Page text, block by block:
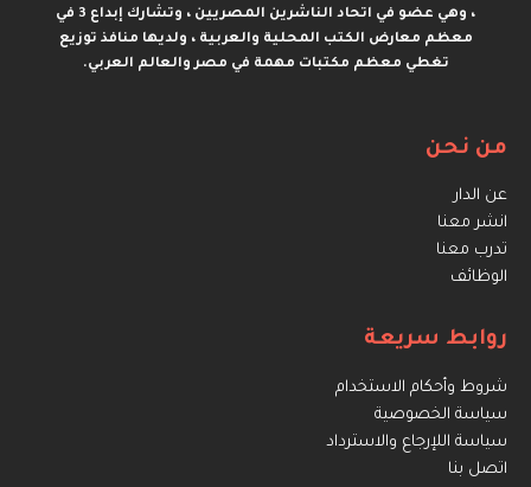
، وهي عضو في اتحاد الناشرين المصريين ، وتشارك إبداع 3 في
معظم معارض الكتب المحلية والعربية ، ولديها منافذ توزيع
تغطي معظم مكتبات مهمة في مصر والعالم العربي.
من نحن
عن الدار
انشر معنا
تدرب معنا
الوظائف
روابط سريعة
شروط وأحكام الاستخدام
سياسة الخصوصية
سياسة اللإرجاع والاسترداد
اتصل بنا